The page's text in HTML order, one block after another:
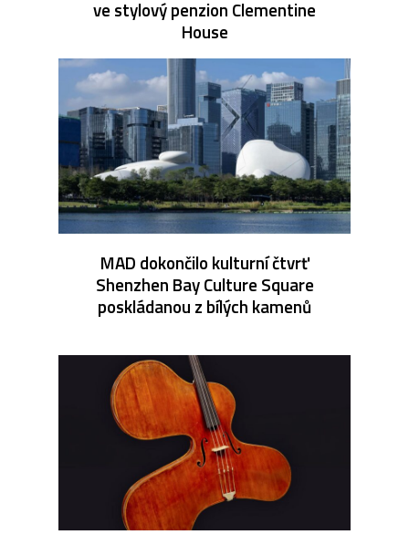
ve stylový penzion Clementine
House
MAD dokončilo kulturní čtvrť
Shenzhen Bay Culture Square
poskládanou z bílých kamenů